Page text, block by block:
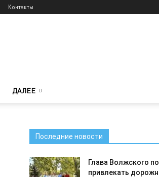
Контакты
ДАЛЕЕ
Последние новости
Глава Волжского
привлекать